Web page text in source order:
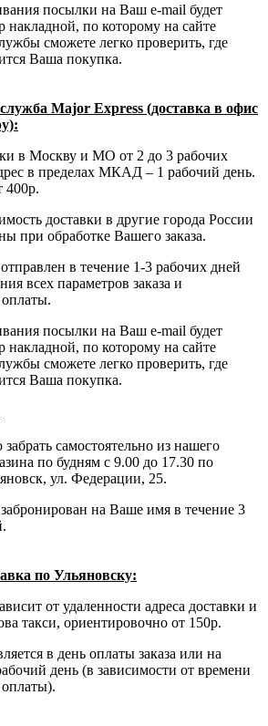
посылки на Ваш e-mail будет
накладной, по которому на сайте
сможете легко проверить, где
Ваша покупка.
Major Express (доставка в офис
в Москву и МО от 2 до 3 рабочих
в пределах МКАД – 1 рабочий день.
400р.
доставки в другие города России
при обработке Вашего заказа.
в течение 1-3 рабочих дней
всех параметров заказа и
посылки на Ваш e-mail будет
накладной, по которому на сайте
сможете легко проверить, где
Ваша покупка.
самостоятельно из нашего
по будням с 9.00 до 17.30 по
ул. Федерации, 25.
забронирован на Ваше имя в течение 3
по Ульяновску:
от удаленности адреса доставки и
такси, ориентировочно от 150р.
в день оплаты заказа или на
день (в зависимости от времени